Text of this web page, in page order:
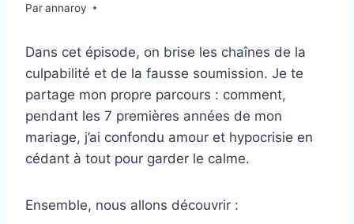
Parannaroy
Dans cet épisode, on brise les chaînes de la
culpabilité et de la fausse soumission. Je te
partage mon propre parcours : comment,
pendant les 7 premières années de mon
mariage, j’ai confondu amour et hypocrisie en
cédant à tout pour garder le calme.
Ensemble, nous allons découvrir :